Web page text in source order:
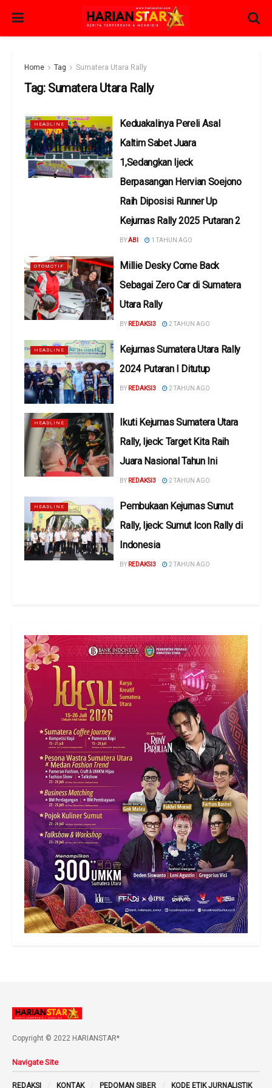
Home Tag Sumatera Utara Rally
Tag: Sumatera Utara Rally
HEADLINE
Keduakalinya Pereli Asal
Kaltim Sabet Juara
1,Sedangkan Ijeck
Berpasangan Hervian Soejono
Raih Diposisi Runner Up
Kejurnas Rally 2025 Putaran 2
BYABI 1 TAHUN AGO
OTOMOTIF
Millie Desky Come Back
Sebagai Zero Car di Sumatera
Utara Rally
BY REDAKSI3 2 TAHUN AGO
HEADLINE
Kejurnas Sumatera Utara Rally
2024 Putaran I Ditutup
BY REDAKSI3 2 TAHUN AGO
HEADLINE
Ikuti Kejurnas Sumatera Utara
Rally, Ijeck: Target Kita Raih
Juara Nasional Tahun Ini
BY REDAKSI3 2 TAHUN AGO
HEADLINE
Pembukaan Kejurnas Sumut
Rally, Ijeck: Sumut Icon Rally di
Indonesia
BY REDAKSI3 2 TAHUN AGO
Copyright © 2022 HARIANSTAR*
Navigate Site
REDAKSI KONTAK PEDOMAN SIBER KODE ETIK JURNALISTIK